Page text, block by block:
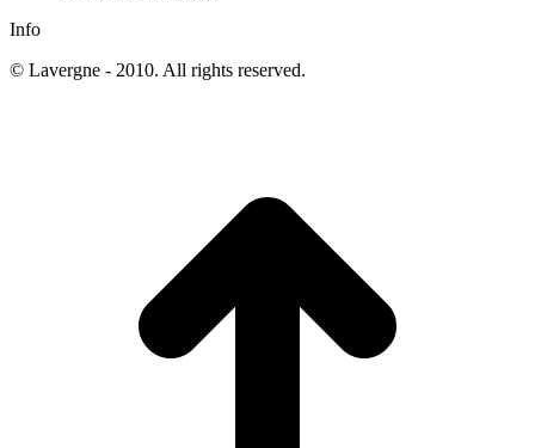
Info
© Lavergne - 2010. All rights reserved.